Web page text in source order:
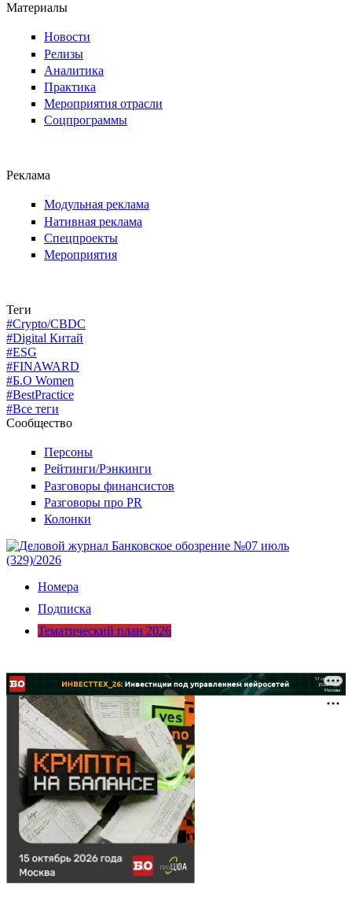
Материалы
Новости
Релизы
Аналитика
Практика
Мероприятия отрасли
Соцпрограммы
Реклама
Модульная реклама
Нативная реклама
Спецпроекты
Мероприятия
Теги
#Crypto/CBDC
#Digital Китай
#ESG
#FINAWARD
#Б.О Women
#BestPractice
#Все теги
Сообщество
Персоны
Рейтинги/Рэнкинги
Разговоры финансистов
Разговоры про PR
Колонки
Номера
Подписка
Тематический план 2026